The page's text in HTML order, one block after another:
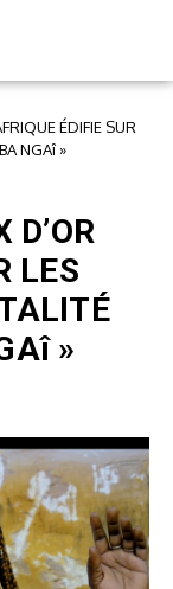
ÉDIFIE SUR
NGAî »
D’OR
LES
»